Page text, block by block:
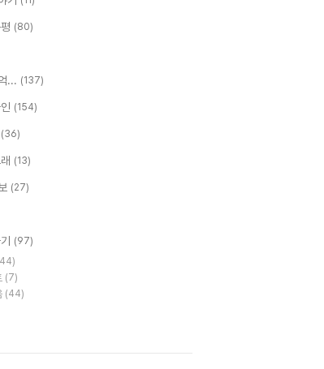
(80)
... (137)
(154)
(36)
(13)
(27)
(97)
(7)
(44)